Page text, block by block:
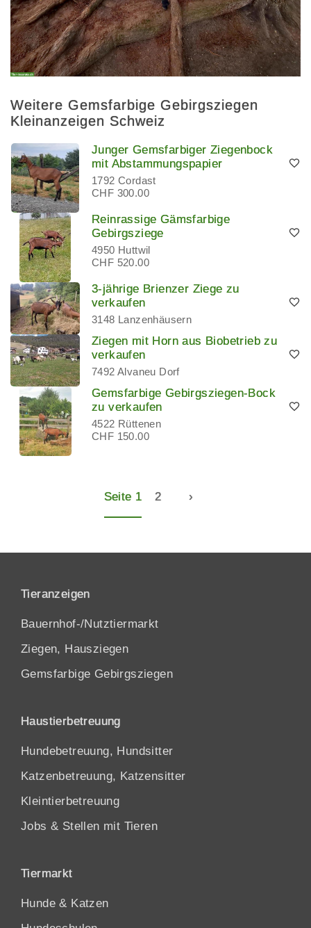
Weitere Gemsfarbige Gebirgsziegen
Kleinanzeigen Schweiz
Junger Gemsfarbiger Ziegenbock
mit Abstammungspapier
1792 Cordast
CHF 300.00
Reinrassige Gämsfarbige
Gebirgsziege
4950 Huttwil
CHF 520.00
3-jährige Brienzer Ziege zu
verkaufen
3148 Lanzenhäusern
Ziegen mit Horn aus Biobetrieb zu
verkaufen
7492 Alvaneu Dorf
Gemsfarbige Gebirgsziegen-Bock
zu verkaufen
4522 Rüttenen
CHF 150.00
Seite 1 2 ›
Tieranzeigen
Bauernhof-/Nutztiermarkt
Ziegen, Hausziegen
Gemsfarbige Gebirgsziegen
Haustierbetreuung
Hundebetreuung, Hundsitter
Katzenbetreuung, Katzensitter
Kleintierbetreuung
Jobs & Stellen mit Tieren
Tiermarkt
Hunde & Katzen